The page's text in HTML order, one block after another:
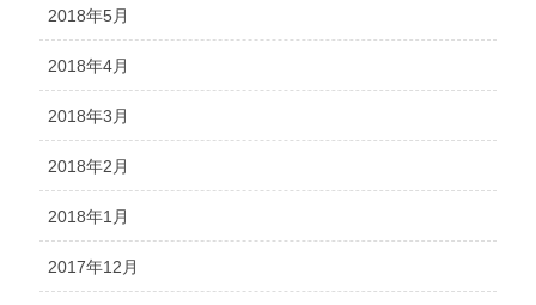
2018年5月
2018年4月
2018年3月
2018年2月
2018年1月
2017年12月